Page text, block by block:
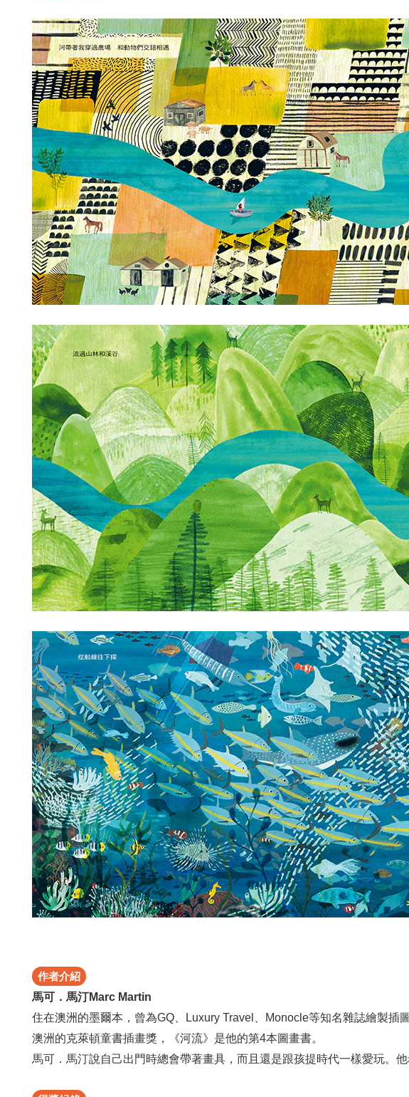
作者介紹
馬可．馬汀Marc Martin
住在澳洲的墨爾本，曾為GQ、Luxury Travel、Monocle等知名雜誌繪製
澳洲的克萊頓童書插畫獎，《河流》是他的第4本圖畫書。
馬可．馬汀說自己出門時總會帶著畫具，而且還是跟孩提時代一樣愛玩。